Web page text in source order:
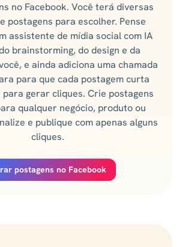
no Facebook. Você terá diversas
postagens para escolher. Pense
assistente de mídia social com IA
brainstorming, do design e da
e ainda adiciona uma chamada
para que cada postagem curta
gerar cliques. Crie postagens
qualquer negócio, produto ou
e publique com apenas alguns
cliques.
postagens no Facebook